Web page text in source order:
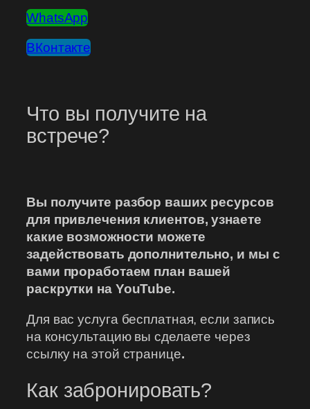
WhatsApp
ВКонтакте
Что вы получите на
встрече?
Вы получите разбор ваших ресурсов
для привлечения клиентов, узнаете
какие возможности можете
задействовать дополнительно, и мы с
вами проработаем план вашей
раскрутки на YouTube.
Для вас услуга бесплатная, если запись
на консультацию вы сделаете через
ссылку на этой странице.
Как забронировать?